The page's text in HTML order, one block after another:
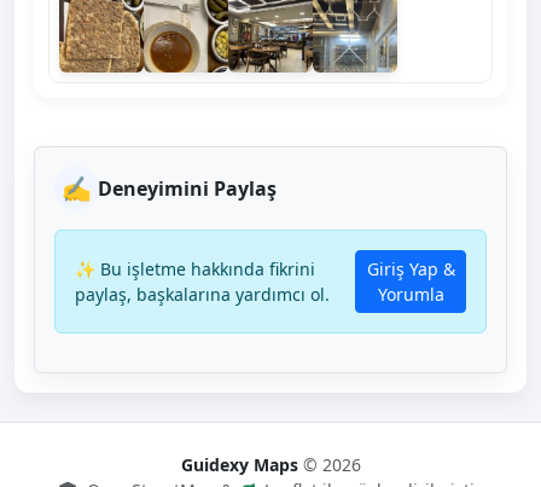
✍️ Deneyimini Paylaş
✨ Bu işletme hakkında fikrini
paylaş, başkalarına yardımcı ol.
Giriş Yap &
Yorumla
Guidexy Maps© 2026